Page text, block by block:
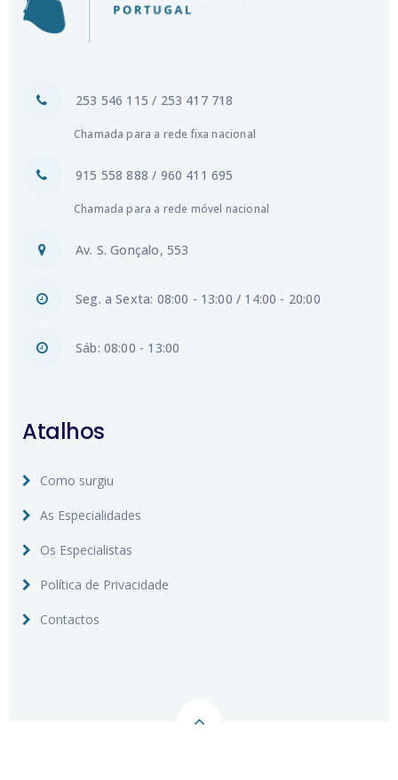
253 546 115 / 253 417 718
Chamada para a rede fixa nacional
915 558 888 / 960 411 695
Chamada para a rede móvel nacional
Av. S. Gonçalo, 553
Seg. a Sexta: 08:00 - 13:00 / 14:00 - 20:00
Sáb: 08:00 - 13:00
Atalhos
Como surgiu
As Especialidades
Os Especialistas
Política de Privacidade
Contactos